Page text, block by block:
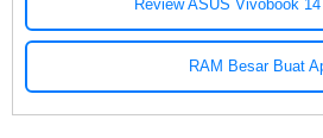
Review ASUS Vivobook
RAM Besar Buat